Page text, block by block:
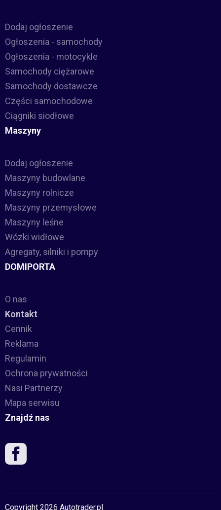
Dodaj ogłoszenie
Ogłoszenia - samochody
Ogłoszenia - motocykle
Samochody ciężarowe
Samochody dostawcze
Części samochodowe
Ciągniki siodłowe
Maszyny
Dodaj ogłoszenie
Maszyny budowlane
Maszyny rolnicze
Maszyny przemysłowe
Maszyny leśne
Wózki widłowe
Agregaty, silniki i pompy
DOMIPORTA
O nas
Kontakt
Cennik
Reklama
Regulamin
Ochrona prywatności
Nasi Partnerzy
Mapa serwisu
Znajdź nas
Copyright 2026 Autotrader.pl